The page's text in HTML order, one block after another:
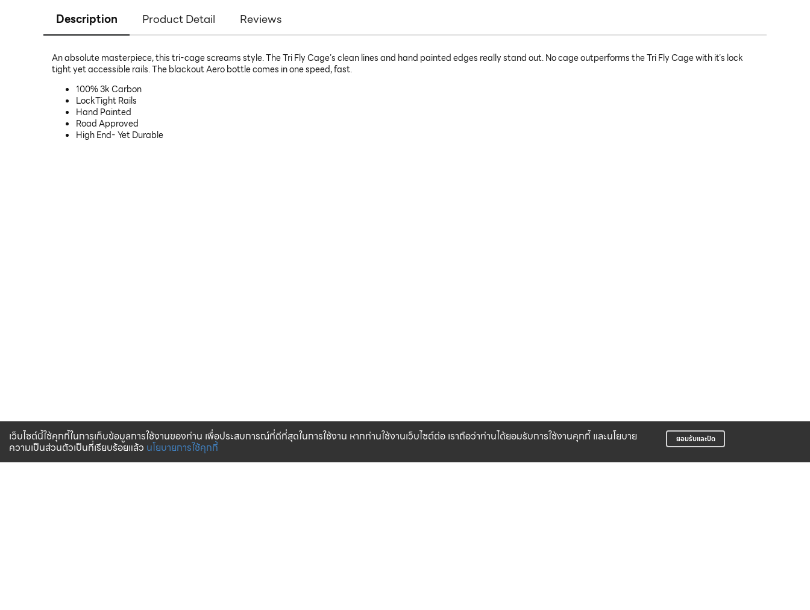
เว็บไซต์นี้ใช้คุกกี้ในการเก็บข้อมูลการใช้งานของท่าน เพื่อประสบการณ์ที่ดีที่สุดในการใช้งาน หากท่านใช้งานเว็บไซต์ต่อ เราถือว่าท่านได้ยอมรับการใช้งานคุกกี้ และนโยบาย
ความเป็นส่วนตัวเป็นที่เรียบร้อยแล้ว นโยบายการใช้คุกกี้
ยอมรับและปิด
Description Product Detail Reviews
An absolute masterpiece, this tri-cage screams style. The Tri Fly Cage’s clean lines and hand painted edges really stand out. No cage outperforms the Tri Fly Cage with it’s lock
tight yet accessible rails. The blackout Aero bottle comes in one speed, fast.
100% 3k Carbon
LockTight Rails
Hand Painted
Road Approved
High End- Yet Durable